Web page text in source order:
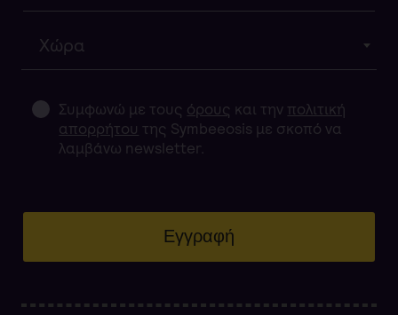
Χώρα
Συμφωνώ με τους όρους και την πολιτική
απορρήτου της Symbeeosis με σκοπό να
λαμβάνω newsletter.
Εγγραφή